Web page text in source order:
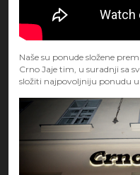
Naše su ponude složene
Crno Jaje tim, u suradnji sa
složiti najpovoljniju ponudu